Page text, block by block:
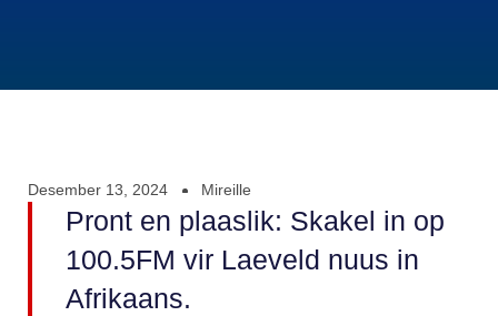
Desember 13, 2024 Mireille
Pront en plaaslik: Skakel in op
100.5FM vir Laeveld nuus in
Afrikaans.